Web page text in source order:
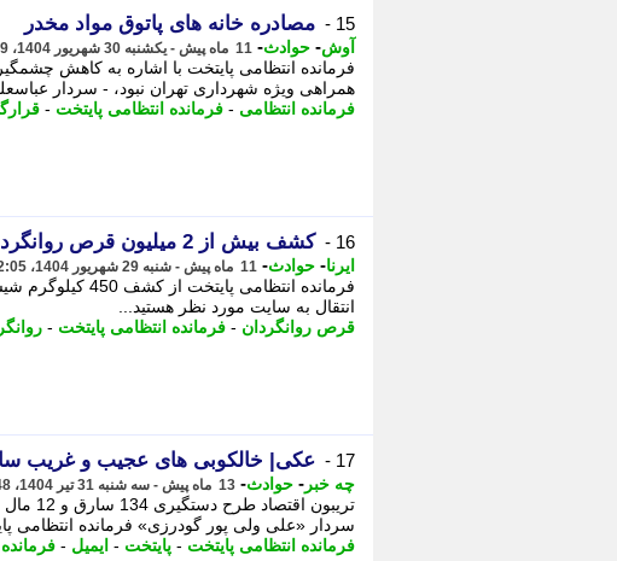
15 - مصادره خانه های پاتوق مواد مخدر
آوش- حوادث- 11 ماه پیش - یکشنبه 30 شهریور 1404، 10:49
فرمانده انتظامی پایتخت با اشاره به کاهش
همراهی ویژه شهرداری تهران نبود، - سردار
فرمانده انتظامی - فرمانده انتظامی پایتخت -
16 - کشف بیش از 2 میلیون قرص روانگردان توسط پلیس تهران + فیلم
ایرنا- حوادث- 11 ماه پیش - شنبه 29 شهریور 1404، 12:05
اﻧﺘﻘﺎل ﺑﻪ ﺳﺎﯾﺖ ﻣﻮرد ﻧﻈﺮ ﻫﺴﺘﯿﺪ...
قرص روانگردان - فرمانده انتظامی پایتخت -
17 - عکی| خالکوبی های عجیب و غریب
چه خبر - حوادث- 13 ماه پیش - سه شنبه 31 تیر 1404، 02:48
سردار «علی ولی پور گودرزی» فرمانده انتظامی
فرمانده انتظامی پایتخت - پایتخت - ایمیل -